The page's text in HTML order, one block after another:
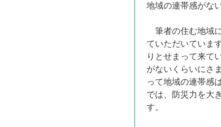
地域の連帯感がな
筆者の住む地域
ていただいていま
りとせまって来て
がないくらいにさ
って地域の連帯感
では、防災力を大
す。